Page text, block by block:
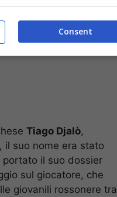
Tiago Djalò,
il suo nome era stato
il suo dossier
sul giocatore, che
giovanili rossonere tra
Consent